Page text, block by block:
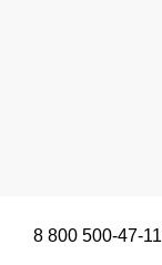
8 800 500-47-11